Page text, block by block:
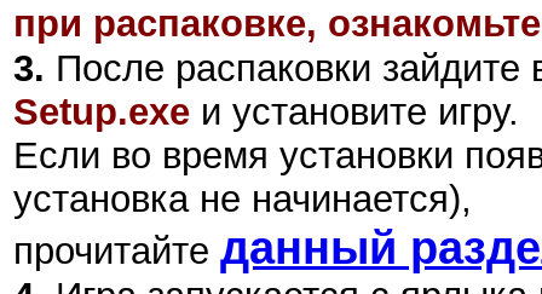
при распаковке,
3. После распаковки зайдите
Setup.exe и установите игру.
Если во время установки
установка не начинается),
прочитайте данный